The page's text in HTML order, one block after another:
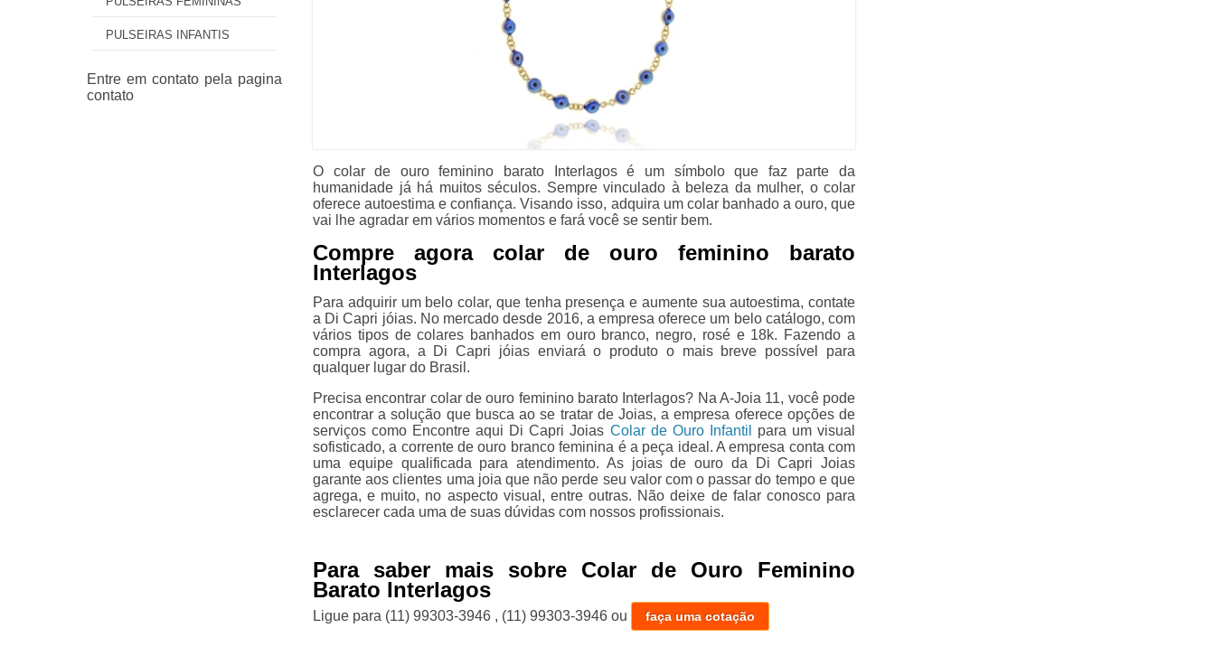
PULSEIRAS INFANTIS
O colar de ouro feminino barato Interlagos é um símbolo que faz parte da
humanidade já há muitos séculos. Sempre vinculado à beleza da mulher, o colar
oferece autoestima e confiança. Visando isso, adquira um colar banhado a ouro, que
vai lhe agradar em vários momentos e fará você se sentir bem.
Compre agora colar de ouro feminino barato
Interlagos
Para adquirir um belo colar, que tenha presença e aumente sua autoestima, contate
a Di Capri jóias. No mercado desde 2016, a empresa oferece um belo catálogo, com
vários tipos de colares banhados em ouro branco, negro, rosé e 18k. Fazendo a
compra agora, a Di Capri jóias enviará o produto o mais breve possível para
qualquer lugar do Brasil.
Precisa encontrar colar de ouro feminino barato Interlagos? Na A-Joia 11, você pode
encontrar a solução que busca ao se tratar de Joias, a empresa oferece opções de
serviços como Encontre aqui Di Capri Joias Colar de Ouro Infantil
para um visual
sofisticado, a corrente de ouro branco feminina é a peça ideal. A empresa conta com
uma equipe qualificada para atendimento. As joias de ouro da Di Capri Joias
garante aos clientes uma joia que não perde seu valor com o passar do tempo e que
agrega, e muito, no aspecto visual, entre outras. Não deixe de falar conosco para
esclarecer cada uma de suas dúvidas com nossos profissionais.
Para saber mais sobre Colar de Ouro Feminino
Barato Interlagos
Ligue para (11) 99303-3946 , (11) 99303-3946 ou faça uma cotação